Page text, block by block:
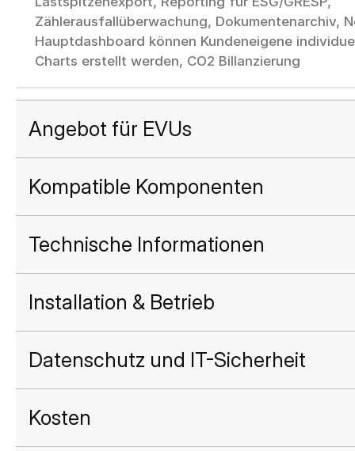
Zählerausfallüberwachung, Dokumentenarchiv,
Hauptdashboard können Kundeneigene
Charts erstellt werden, CO2 Billanzierung
Angebot für EVUs
Kompatible Komponenten
Technische Informationen
Installation & Betrieb
Datenschutz und IT-Sicherheit
Kosten